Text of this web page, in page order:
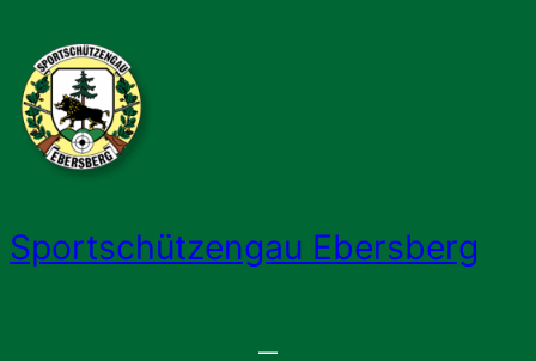
Inhalt
springen
Sportschützengau Ebersberg